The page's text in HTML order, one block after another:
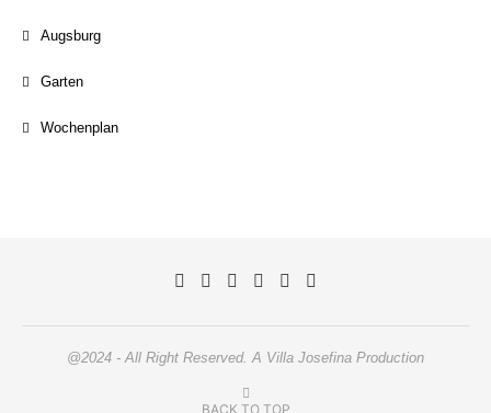
Augsburg
Garten
Wochenplan
@2024 - All Right Reserved. A Villa Josefina Production
BACK TO TOP